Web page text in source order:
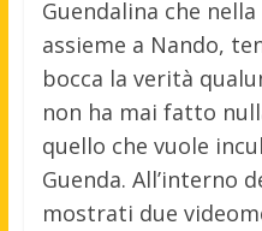
Guendalina che
assieme a Nando,
bocca la verità
non ha mai fatto
quello che vuole
Guenda. All’interno
mostrati due